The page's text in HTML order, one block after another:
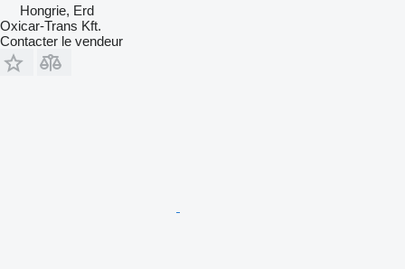
Hongrie, Erd
Oxicar-Trans Kft.
Contacter le vendeur